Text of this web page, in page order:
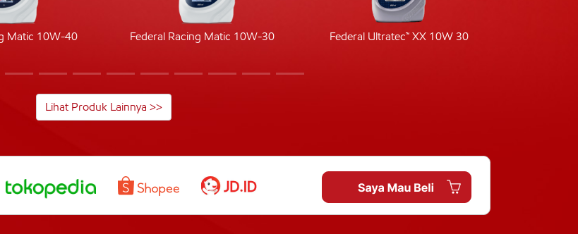
Matic 10W-40 Federal Racing Matic 10W-30 Federal Ultratec™ XX 10W 30
Lihat Produk Lainnya >>